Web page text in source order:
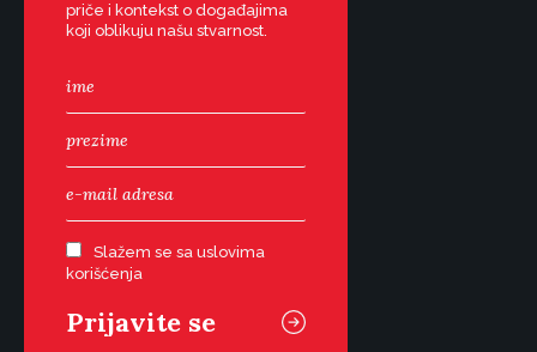
priče i kontekst o događajima
koji oblikuju našu stvarnost.
Slažem se sa uslovima
korišćenja